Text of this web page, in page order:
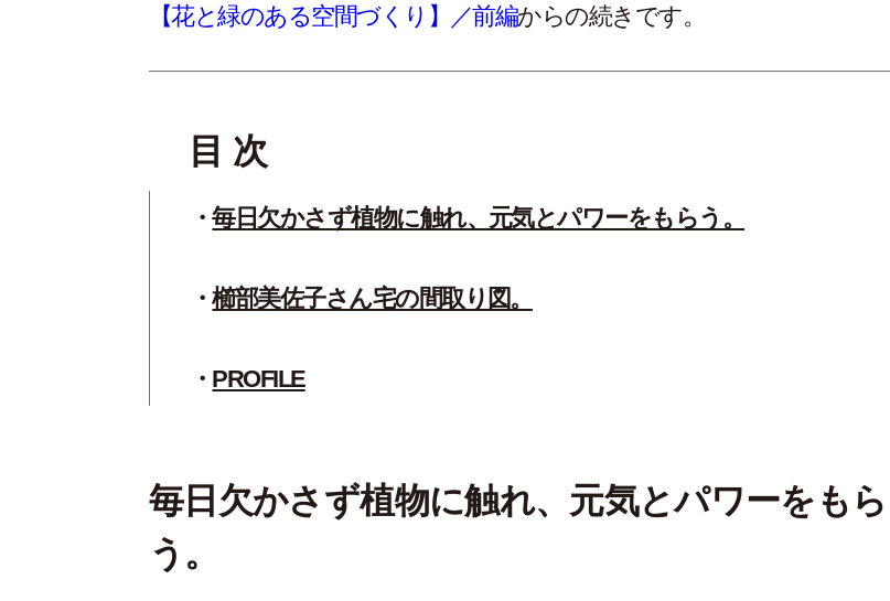
【花と緑のある空間づくり】／前編からの続きです。
目 次
毎日欠かさず植物に触れ、元気とパワーをもらう。
櫛部美佐子さん宅の間取り図。
PROFILE
毎日欠かさず植物に触れ、元気とパワーをもら
う。